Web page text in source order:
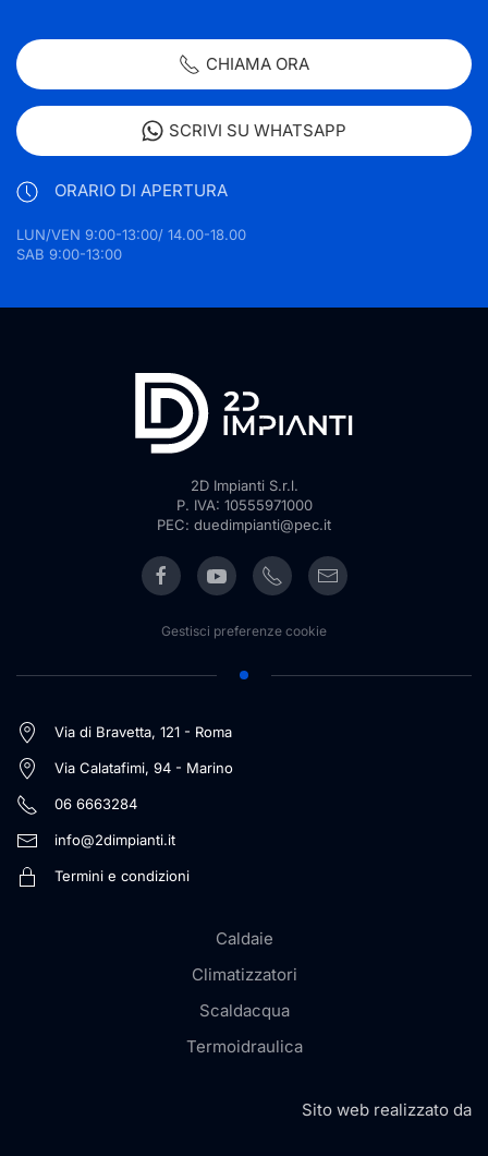
CHIAMA ORA
SCRIVI SU WHATSAPP
ORARIO DI APERTURA
LUN/VEN 9:00-13:00/ 14.00-18.00
SAB 9:00-13:00
2D Impianti S.r.l.
P. IVA: 10555971000
PEC: duedimpianti@pec.it
Gestisci preferenze cookie
Via di Bravetta, 121 - Roma
Via Calatafimi, 94 - Marino
06 6663284
info@2dimpianti.it
Termini e condizioni
Caldaie
Climatizzatori
Scaldacqua
Termoidraulica
Sito web realizzato da